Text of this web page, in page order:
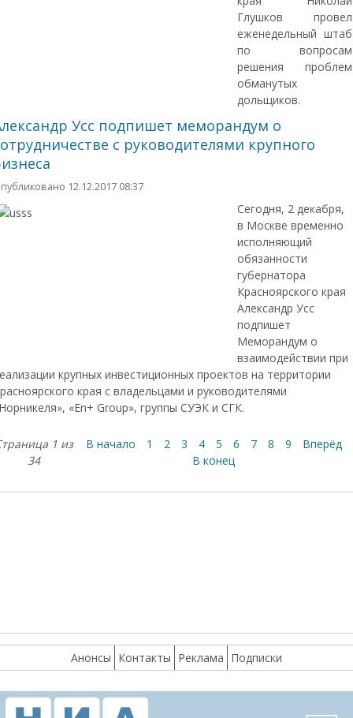
Глушков провел
еженедельный штаб
по вопросам
решения проблем
обманутых
дольщиков.
Усс подпишет меморандум о
с руководителями крупного
12.12.2017 08:37
Сегодня, 2 декабря,
в Москве временно
исполняющий
обязанности
губернатора
Красноярского края
Александр Усс
подпишет
Меморандум о
взаимодействии при
крупных инвестиционных проектов на территории
края с владельцами и руководителями
«En+ Group», группы СУЭК и СГК.
1 из
34
В начало 1 2 3 4 5 6 7 8 9
Вперёд
В конец
Анонсы Контакты Реклама Подписки